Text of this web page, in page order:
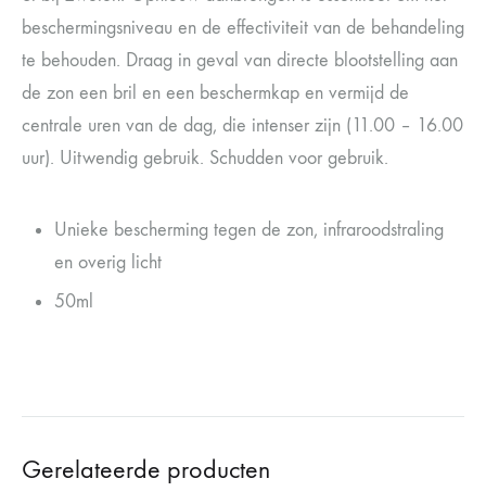
beschermingsniveau en de effectiviteit van de behandeling
te behouden. Draag in geval van directe blootstelling aan
de zon een bril en een beschermkap en vermijd de
centrale uren van de dag, die intenser zijn (11.00 – 16.00
uur). Uitwendig gebruik. Schudden voor gebruik.
Unieke bescherming tegen de zon, infraroodstraling
en overig licht
50ml
Gerelateerde producten